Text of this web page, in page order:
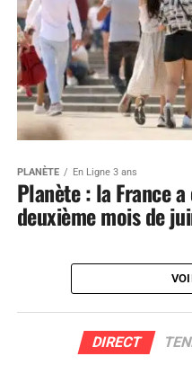
PLANÈTE En Ligne 3 ans
Planète : la France
deuxième mois de
DIRECT